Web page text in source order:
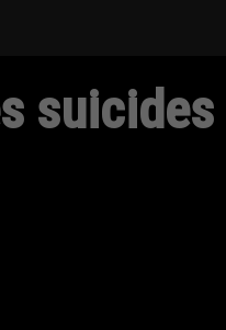
suicides